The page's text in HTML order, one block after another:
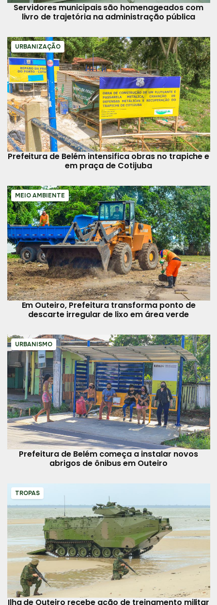
Servidores municipais são homenageados com
livro de trajetória na administração pública
URBANIZAÇÃO
Prefeitura de Belém intensifica obras no trapiche e
em praça de Cotijuba
MEIO AMBIENTE
Em Outeiro, Prefeitura transforma ponto de
descarte irregular de lixo em área verde
URBANISMO
Prefeitura de Belém começa a instalar novos
abrigos de ônibus em Outeiro
TROPAS
Ilha de Outeiro recebe ação de treinamento militar